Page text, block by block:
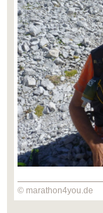
© marathon4you.de